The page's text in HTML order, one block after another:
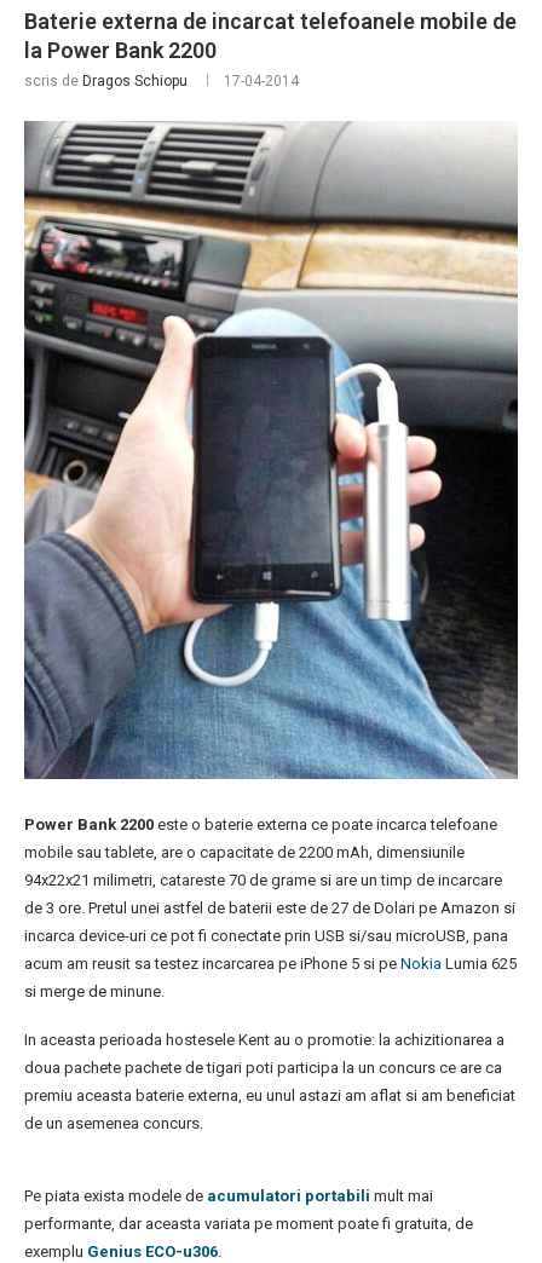
Baterie externa de incarcat telefoanele mobile de
la Power Bank 2200
scris de Dragos Schiopu 17-04-2014
Power Bank 2200 este o baterie externa ce poate incarca telefoane
mobile sau tablete, are o capacitate de 2200 mAh, dimensiunile
94x22x21 milimetri, catareste 70 de grame si are un timp de incarcare
de 3 ore. Pretul unei astfel de baterii este de 27 de Dolari pe Amazon si
incarca device-uri ce pot fi conectate prin USB si/sau microUSB, pana
acum am reusit sa testez incarcarea pe iPhone 5 si pe Nokia Lumia 625
si merge de minune.
In aceasta perioada hostesele Kent au o promotie: la achizitionarea a
doua pachete pachete de tigari poti participa la un concurs ce are ca
premiu aceasta baterie externa, eu unul astazi am aflat si am beneficiat
de un asemenea concurs.
Pe piata exista modele de acumulatori portabili mult mai
performante, dar aceasta variata pe moment poate fi gratuita, de
exemplu Genius ECO-u306.